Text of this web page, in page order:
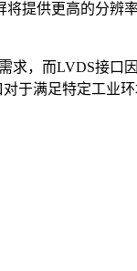
提供更高的分辨
，而LVDS接口因
于满足特定工业环